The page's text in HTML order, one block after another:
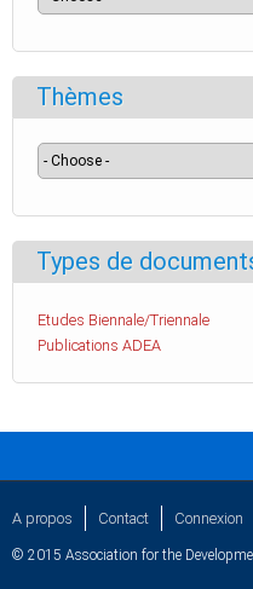
Thèmes
Types de
Etudes Biennale/Triennale
Publications ADEA
A propos Contact Connexion
© 2015 Association for the